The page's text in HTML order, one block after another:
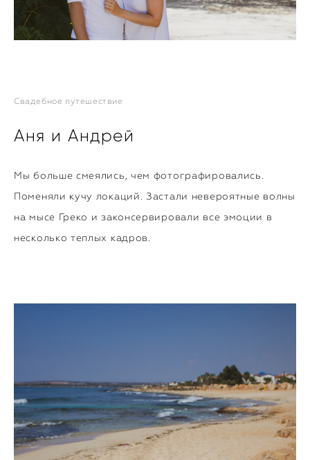
Свадебное путешествие
Аня и Андрей
Мы больше смеялись, чем фотографировались.
Поменяли кучу локаций. Застали невероятные волны
на мысе Греко и законсервировали все эмоции в
несколько теплых кадров.